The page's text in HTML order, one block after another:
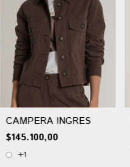
CAMPERA INGRES
$145.100,00
+1